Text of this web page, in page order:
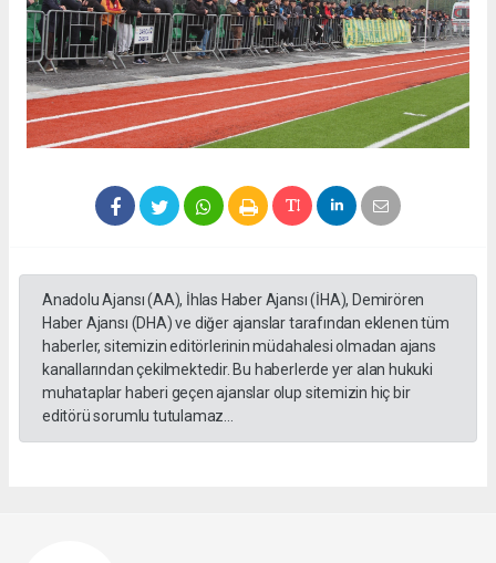
Anadolu Ajansı (AA), İhlas Haber Ajansı (İHA), Demirören
Haber Ajansı (DHA) ve diğer ajanslar tarafından eklenen tüm
haberler, sitemizin editörlerinin müdahalesi olmadan ajans
kanallarından çekilmektedir. Bu haberlerde yer alan hukuki
muhataplar haberi geçen ajanslar olup sitemizin hiç bir
editörü sorumlu tutulamaz...